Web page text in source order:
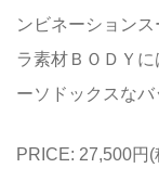
ンビネーション
ラ素材ＢＯＤＹ
ーソドックスなバ
PRICE: 27,500